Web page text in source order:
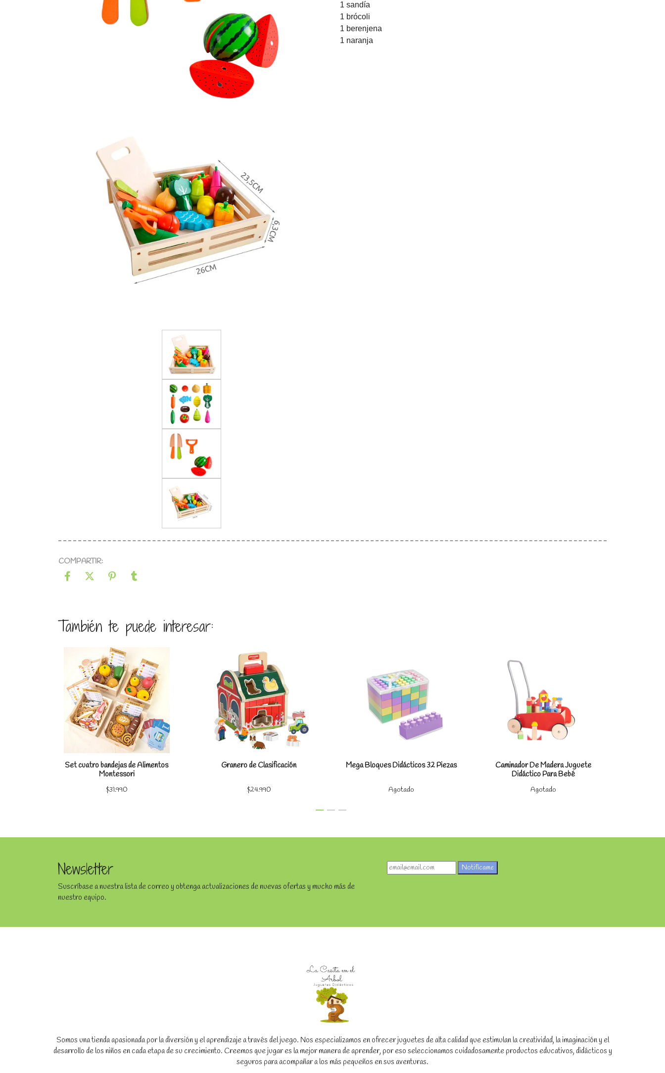
1 sandía
1 brócoli
1 berenjena
1 naranja
COMPARTIR:
También te puede interesar:
Ver detalles
Set cuatro bandejas de Alimentos
Montessori
$31.990
Ver detalles
Granero de Clasificación
$24.990
Mega Bloques Didácticos 32 Piezas
Agotado
Caminador De Madera Juguete
Didáctico Para Bebé
Agotado
Newsletter
Suscríbase a nuestra lista de correo y obtenga actualizaciones de nuevas ofertas y mucho más de
nuestro equipo.
Notifícame
Somos una tienda apasionada por la diversión y el aprendizaje a través del juego. Nos especializamos en ofrecer juguetes de alta calidad que estimulan la creatividad, la imaginación y el
desarrollo de los niños en cada etapa de su crecimiento. Creemos que jugar es la mejor manera de aprender, por eso seleccionamos cuidadosamente productos educativos, didácticos y
seguros para acompañar a los más pequeños en sus aventuras.